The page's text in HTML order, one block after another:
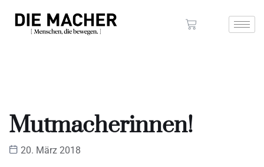
Mutmacherinnen!
20. März 2018